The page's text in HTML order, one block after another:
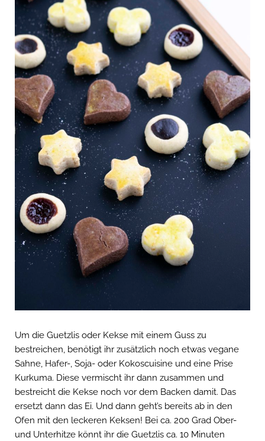
Um die Guetzlis oder Kekse mit einem Guss zu
bestreichen, benötigt ihr zusätzlich noch etwas vegane
Sahne, Hafer-, Soja- oder Kokoscuisine und eine Prise
Kurkuma. Diese vermischt ihr dann zusammen und
bestreicht die Kekse noch vor dem Backen damit. Das
ersetzt dann das Ei. Und dann geht’s bereits ab in den
Ofen mit den leckeren Keksen! Bei ca. 200 Grad Ober-
und Unterhitze könnt ihr die Guetzlis ca. 10 Minuten